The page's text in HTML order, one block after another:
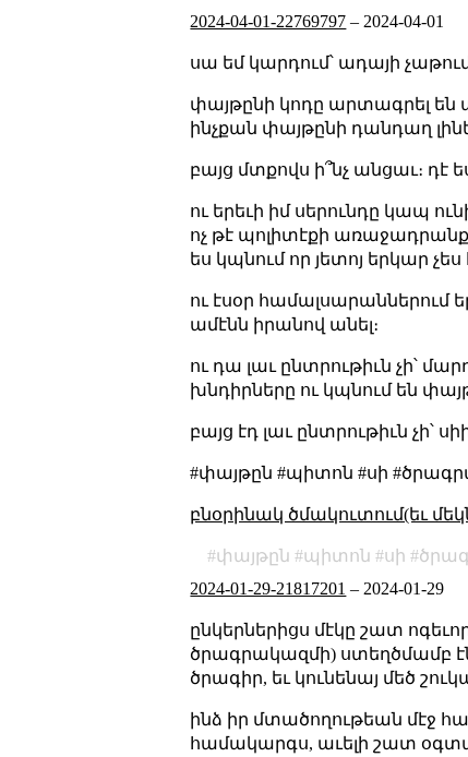
2024-04-01-22769797 – 2024-04-01
սա եմ կարդում՝ ադայի
փայթընի կոդը արտագրել են
ինչքան փայթընի դանդաղ
բայց մտքովս ի՞նչ անցաւ։
ու երեւի իմ սերունդը կապ
ոչ թէ պոլիտէքի
ես կպնում որ յետոյ երկար
ու էսօր համալսարաններում
ամէնն իրանով անել։
ու դա լաւ ընտրութիւն չի՝
խնդիրները ու կպնում են
բայց էդ լաւ ընտրութիւն չի՝
#փայթըն #պիտոն #սի
բնօրինակ ծմակուտում(եւ
փայթըն պիտոն սի
2024-01-29-21817201 – 2024-01-29
ընկերներիցս մէկը շատ
ծրագրակազմի) ստեղծմամբ
ծրագիր, եւ կունենայ մեծ
ինձ իր մտածողութեան մէջ
համակարգս, աւելի շատ